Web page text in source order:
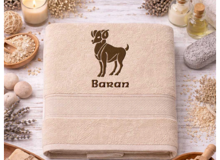
je
0,0
z
5
hviezdičiek.